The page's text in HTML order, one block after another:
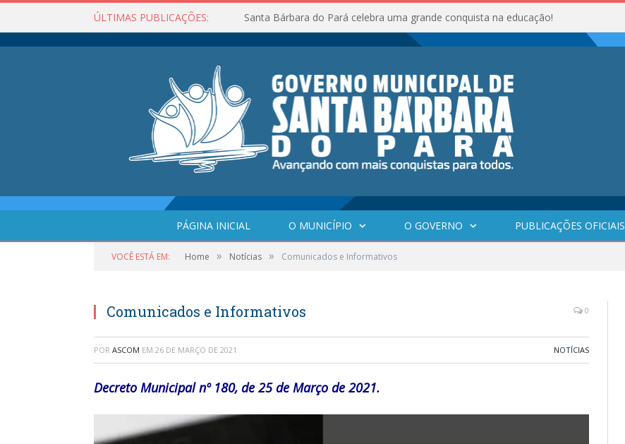
ÚLTIMAS PUBLICAÇÕES: Santa Bárbara do Pará celebra uma grande conquista na educação!
PÁGINA INICIAL O MUNICÍPIO O GOVERNO PUBLICAÇÕES OFICIAIS
VOCÊ ESTÁ EM: Home » Notícias » Comunicados e Informativos
Comunicados e Informativos 0
POR ASCOM EM 26 DE MARÇO DE 2021 NOTÍCIAS
Decreto Municipal nº 180, de 25 de Março de 2021.